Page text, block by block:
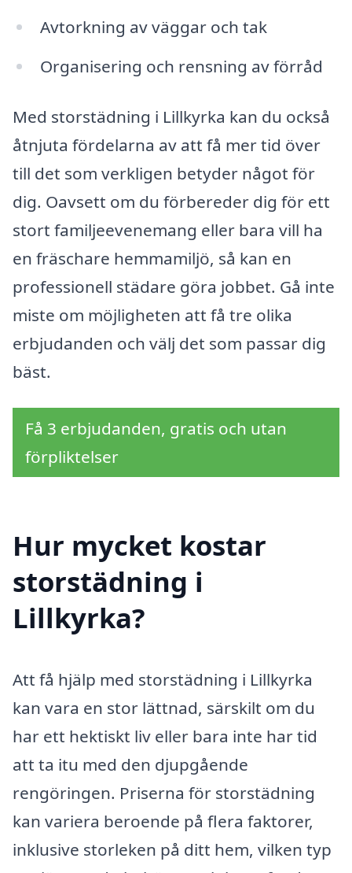
Avtorkning av väggar och tak
Organisering och rensning av förråd
Med storstädning i Lillkyrka kan du också
åtnjuta fördelarna av att få mer tid över
till det som verkligen betyder något för
dig. Oavsett om du förbereder dig för ett
stort familjeevenemang eller bara vill ha
en fräschare hemmamiljö, så kan en
professionell städare göra jobbet. Gå inte
miste om möjligheten att få tre olika
erbjudanden och välj det som passar dig
bäst.
Få 3 erbjudanden, gratis och utan
förpliktelser
Hur mycket kostar
storstädning i
Lillkyrka?
Att få hjälp med storstädning i Lillkyrka
kan vara en stor lättnad, särskilt om du
har ett hektiskt liv eller bara inte har tid
att ta itu med den djupgående
rengöringen. Priserna för storstädning
kan variera beroende på flera faktorer,
inklusive storleken på ditt hem, vilken typ